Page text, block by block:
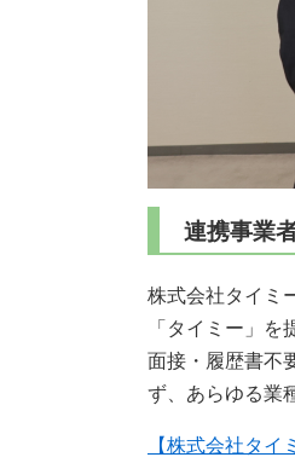
連携事業
株式会社タイミ
「タイミー」を
面接・履歴書不
ず、あらゆる業
【株式会社タイ